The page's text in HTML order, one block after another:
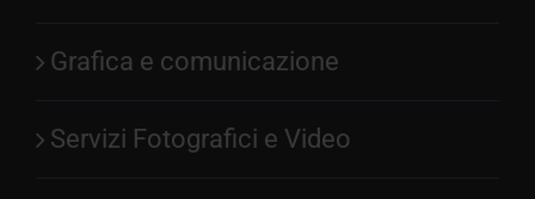
Grafica e comunicazione
Servizi Fotografici e Video